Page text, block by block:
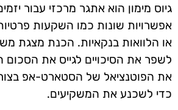
גיוס מימון הוא אתגר מרכזי עבור
אפשרויות שונות כמו השקעות
או הלוואות בנקאיות. הכנת מצגת
לשפר את הסיכויים לגייס את הסכום
את הפוטנציאל של הסטארט-אפ
כדי לשכנע את המשקיעים.